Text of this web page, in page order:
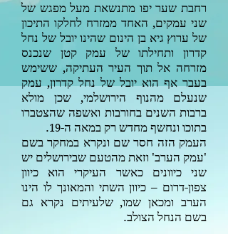
רחבת שער יפו מתנשאת מעל מפגש של
שני עמקים, האחד ממזרח לחלקו התיכון
של ערוץ גיא בן הינום שהינו יובל של נחל
קדרון ותחילתו של עמק קטן שנכנס
מזרחה אל תוך העיר העתיקה, ששימש
בעבר אף הוא יובל של נחל קדרון, עמק
שנעלם מהנוף הירושלמי, שכן מולא
ברבות השנים בחורבות ואשפה שהצטברו
בתוכו ונחשף מחדש רק במאה ה-19
.
העמק הזה חסר שם ונקרא במחקר בשם
'עמק הערב' וזאת מהטעם שבירושלים יש
שני כיוונים כאשר העיקרי הוא כיוון
צפון-דרום – כיוון השתי והמאונך לו הינו
הערב ומכאן שמו, שלעיתים נקרא גם
בשם הנחל הצולב.